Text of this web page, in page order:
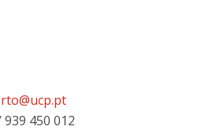
450 012